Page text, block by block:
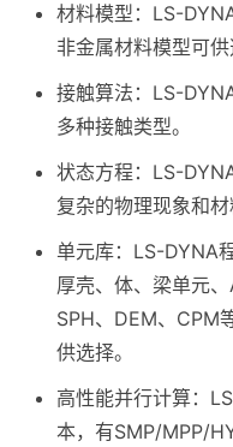
材料模型：LS-
非金属材料模型可供
接触算法：LS-
多种接触类型。
状态方程：LS-
复杂的物理现象和材
单元库：LS-DYNA
厚壳、体、梁单元
SPH、DEM、CPM
供选择。
高性能并行计算：
本，有SMP/MPP/